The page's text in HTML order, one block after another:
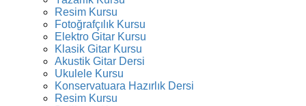
Resim Kursu
Fotoğrafçılık Kursu
Elektro Gitar Kursu
Klasik Gitar Kursu
Akustik Gitar Dersi
Ukulele Kursu
Konservatuara Hazırlık Dersi
Resim Kursu